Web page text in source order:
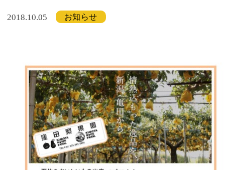
2018.10.05 お知らせ